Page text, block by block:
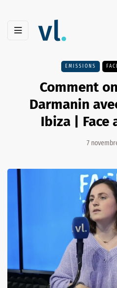
EMISSIONS
Comment
Darmanin
Ibiza | Face
7